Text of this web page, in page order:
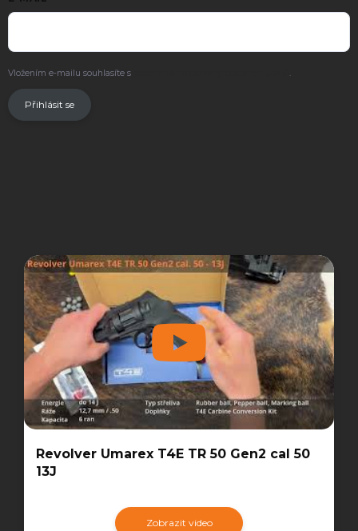
Vložením e-mailu souhlasíte s .
Přihlásit se
Revolver Umarex T4E TR 50 Gen2 cal 50
13J
Zobrazit video